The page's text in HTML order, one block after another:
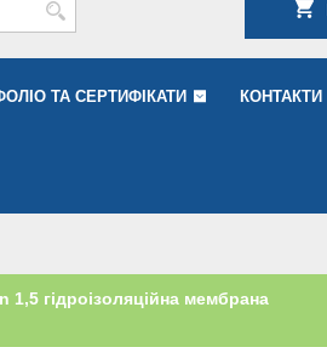
ТА СЕРТИФІКАТИ КОНТАКТИ
гідроізоляційна мембрана